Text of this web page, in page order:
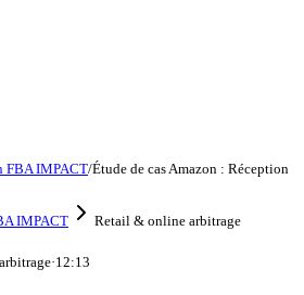
FBA IMPACT/Étude de cas Amazon : Réception
IMPACT
Retail & online arbitrage
·12:13